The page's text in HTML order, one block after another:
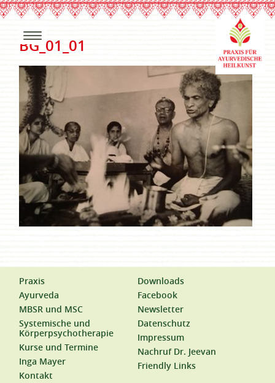
BG_01_01
Praxis
Ayurveda
MBSR und MSC
Systemische und
Körperpsychotherapie
Kurse und Termine
Inga Mayer
Kontakt
Downloads
Facebook
Newsletter
Datenschutz
Impressum
Nachruf Dr. Jeevan
Friendly Links